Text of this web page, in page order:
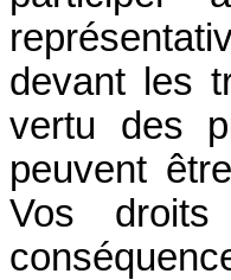
devant les
vertu des
peuvent
Vos